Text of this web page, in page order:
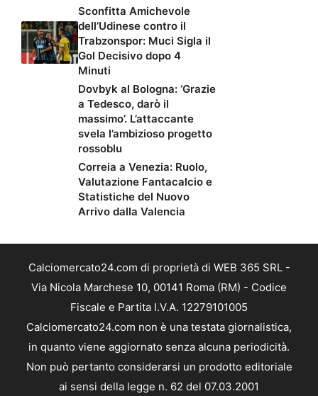
Sconfitta Amichevole
dell’Udinese contro il
Trabzonspor: Muci Sigla il
Gol Decisivo dopo 4
Minuti
Dovbyk al Bologna: ‘Grazie
a Tedesco, darò il
massimo’. L’attaccante
svela l’ambizioso progetto
rossoblu
Correia a Venezia: Ruolo,
Valutazione Fantacalcio e
Statistiche del Nuovo
Arrivo dalla Valencia
Calciomercato24.com di proprietà di WEB 365 SRL -
Via Nicola Marchese 10, 00141 Roma (RM) - Codice
Fiscale e Partita I.V.A. 12279101005
Calciomercato24.com non è una testata giornalistica,
in quanto viene aggiornato senza alcuna periodicità.
Non può pertanto considerarsi un prodotto editoriale
ai sensi della legge n. 62 del 07.03.2001